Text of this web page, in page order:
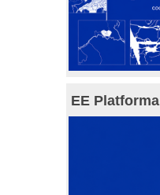
EE Platforma